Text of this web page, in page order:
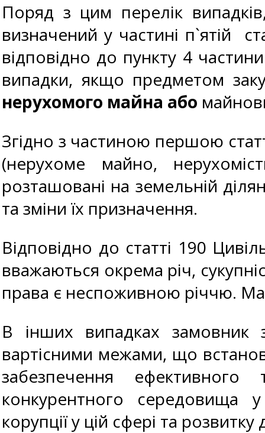
Поряд з цим перелік
визначений у частині п`ятій
відповідно до пункту 4
випадки, якщо предметом
нерухомого майна або
Згідно з частиною першою
(нерухоме майно,
розташовані на земельній
та зміни їх призначення.
Відповідно до статті 190
вважаються окрема річ,
права є неспоживною річчю.
В інших випадках замовник
вартісними межами, що
забезпечення ефективного
конкурентного середовища
корупції у цій сфері та